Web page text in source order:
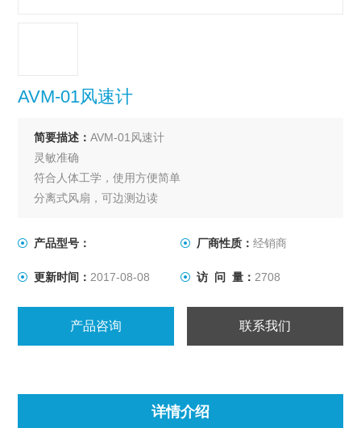
AVM-01风速计
简要描述：AVM-01风速计
灵敏准确
符合人体工学，使用方便简单
分离式风扇，可边测边读
卷线可拉2公尺长，并附固定螺丝
低消耗电流（6mA）
电池电力不足警示
产品型号： 厂商性质： 经销商
更新时间： 2017-08-08 访 问 量： 2708
产品咨询 联系我们
详情介绍